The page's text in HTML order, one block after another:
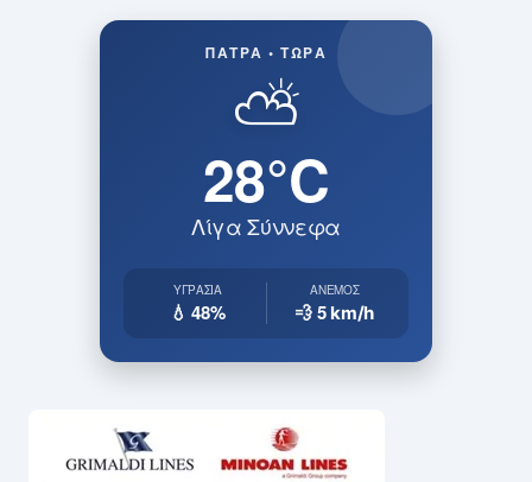
ΠΆΤΡΑ • ΤΏΡΑ
⛅
28°C
Λίγα Σύννεφα
ΥΓΡΑΣΊΑ
💧 48%
ΆΝΕΜΟΣ
💨 5km/h